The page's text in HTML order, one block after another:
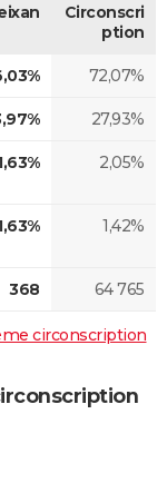
Circonscri
ption
72,07%
27,93%
2,05%
1,42%
368 64 765
circonscription